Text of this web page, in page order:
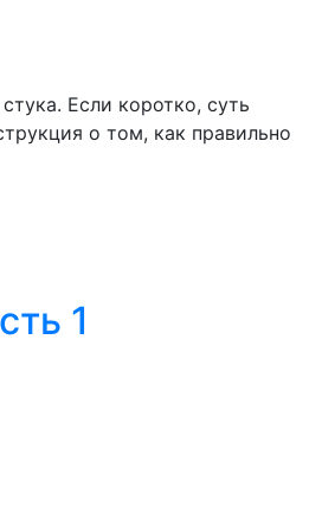
Если коротко, суть
о том, как правильно
1